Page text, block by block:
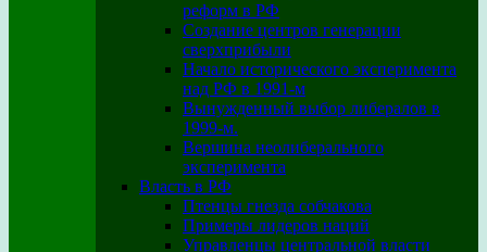
реформ в РФ
Создание центров генерации
сверхприбыли
Начало исторического эксперимента
над РФ в 1991-м
Вынужденный выбор либералов в
1999-м.
Вершина неолиберального
эксперимента
Власть в РФ
Птенцы гнезда собчакова
Примеры лидеров наций
Управленцы центральной власти